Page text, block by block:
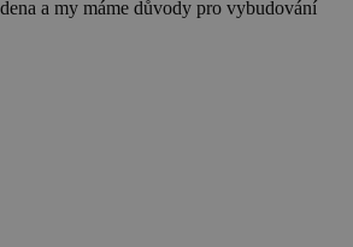
a my máme důvody pro vybudování